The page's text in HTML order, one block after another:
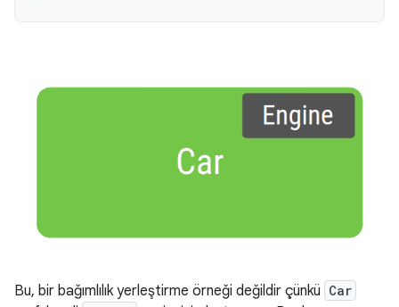
Bu, bir bağımlılık yerleştirme örneği değildir çünkü Car